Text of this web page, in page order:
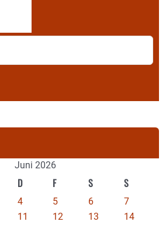
Juni 2026
D F S S
4 5 6
7
11 12 13
14